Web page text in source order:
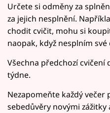
Určete si odměny za
za jejich nesplnění.
chodit cvičit, mohu si
naopak, když nesplním
Všechna předchozí
týdne.
Nezapomeňte každý
sebedůvěry novými zážitky